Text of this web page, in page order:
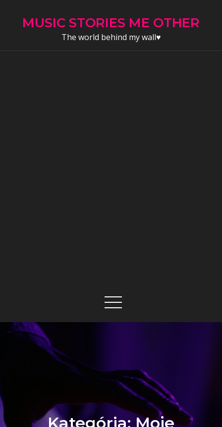
MUSIC STORIES ME OTHER
The world behind my wall♥
Kategória: Moje